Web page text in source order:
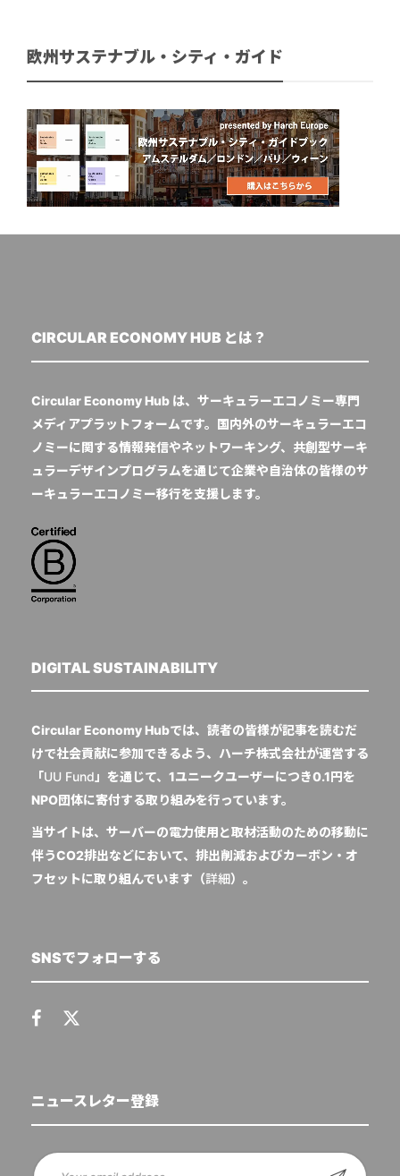
欧州サステナブル・シティ・ガイド
CIRCULAR ECONOMY HUB とは？
Circular Economy Hub は、サーキュラーエコノミー専門
メディアプラットフォームです。国内外のサーキュラーエコ
ノミーに関する情報発信やネットワーキング、共創型サーキ
ュラーデザインプログラムを通じて企業や自治体の皆様のサ
ーキュラーエコノミー移行を支援します。
DIGITAL SUSTAINABILITY
Circular Economy Hubでは、読者の皆様が記事を読むだ
けで社会貢献に参加できるよう、ハーチ株式会社が運営する
「UU Fund 」を通じて、1ユニークユーザーにつき0.1円を
NPO団体に寄付する取り組みを行っています。
当サイトは、サーバーの電力使用と取材活動のための移動に
伴うCO2排出などにおいて、排出削減およびカーボン・オ
フセットに取り組んでいます（詳細）。
SNSでフォローする
ニュースレター登録